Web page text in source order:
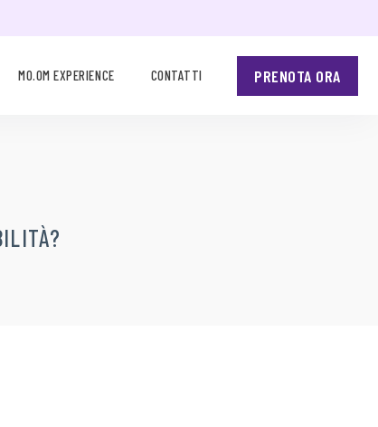
MO.OM EXPERIENCE CONTATTI PRENOTA ORA